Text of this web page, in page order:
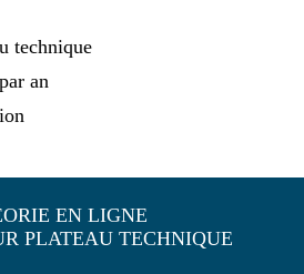
technique
an
EN LIGNE
PLATEAU TECHNIQUE